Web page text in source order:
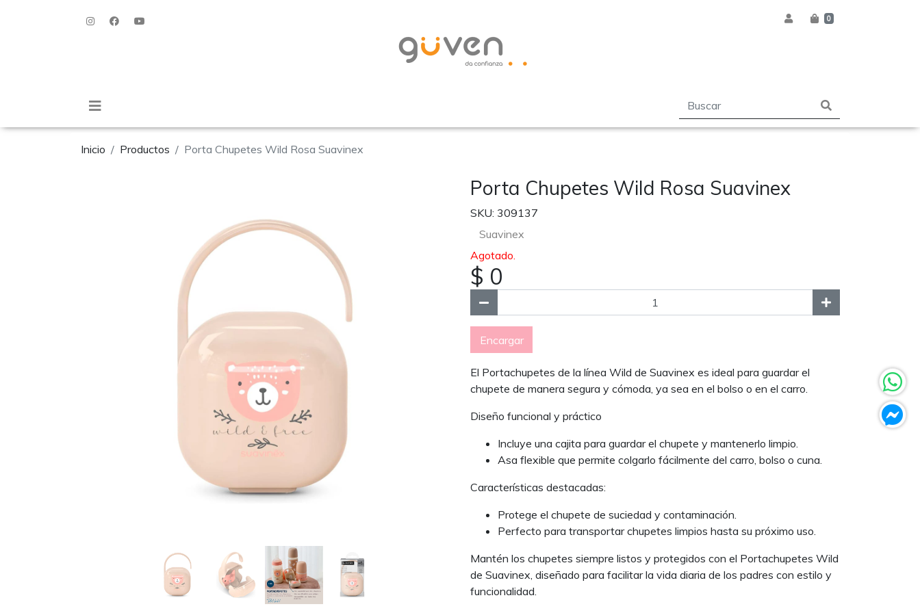
0
Inicio Productos Porta Chupetes Wild Rosa Suavinex
Porta Chupetes Wild Rosa Suavinex
SKU: 309137
Suavinex
Agotado.
$ 0
Encargar
El Portachupetes de la línea Wild de Suavinex es ideal para guardar el
chupete de manera segura y cómoda, ya sea en el bolso o en el carro.
Diseño funcional y práctico
Incluye una cajita para guardar el chupete y mantenerlo limpio.
Asa flexible que permite colgarlo fácilmente del carro, bolso o cuna.
Características destacadas:
Protege el chupete de suciedad y contaminación.
Perfecto para transportar chupetes limpios hasta su próximo uso.
Mantén los chupetes siempre listos y protegidos con el Portachupetes Wild
de Suavinex, diseñado para facilitar la vida diaria de los padres con estilo y
funcionalidad.